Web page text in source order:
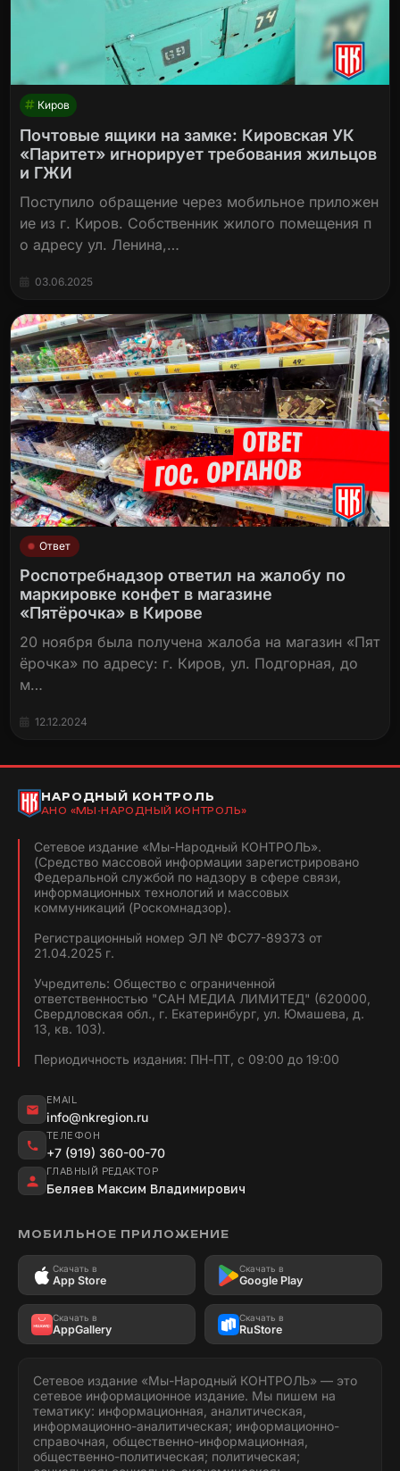
Киров
Почтовые ящики на замке: Кировская УК
«Паритет» игнорирует требования жильцов
и ГЖИ
Поступило обращение через мобильное приложен
ие из г. Киров. Собственник жилого помещения п
о адресу ул. Ленина,…
03.06.2025
Ответ
Роспотребнадзор ответил на жалобу по
маркировке конфет в магазине
«Пятёрочка» в Кирове
20 ноября была получена жалоба на магазин «Пят
ёрочка» по адресу: г. Киров, ул. Подгорная, до
м…
12.12.2024
НАРОДНЫЙ КОНТРОЛЬ
АНО «МЫ-НАРОДНЫЙ КОНТРОЛЬ»
Сетевое издание «Мы-Народный КОНТРОЛЬ».
(Средство массовой информации зарегистрировано
Федеральной службой по надзору в сфере связи,
информационных технологий и массовых
коммуникаций (Роскомнадзор).
Регистрационный номер ЭЛ № ФС77-89373 от
21.04.2025 г.
Учредитель: Общество с ограниченной
ответственностью "САН МЕДИА ЛИМИТЕД" (620000,
Свердловская обл., г. Екатеринбург, ул. Юмашева, д.
13, кв. 103).
Периодичность издания: ПН-ПТ, с 09:00 до 19:00
EMAIL
info@nkregion.ru
ТЕЛЕФОН
+7 (919) 360-00-70
ГЛАВНЫЙ РЕДАКТОР
Беляев Максим Владимирович
МОБИЛЬНОЕ ПРИЛОЖЕНИЕ
Скачать в
App Store
Скачать в
Google Play
Скачать в
AppGallery
Скачать в
RuStore
Сетевое издание «Мы-Народный КОНТРОЛЬ» — это
сетевое информационное издание. Мы пишем на
тематику: информационная, аналитическая,
информационно-аналитическая; информационно-
справочная, общественно-информационная,
общественно-политическая; политическая;